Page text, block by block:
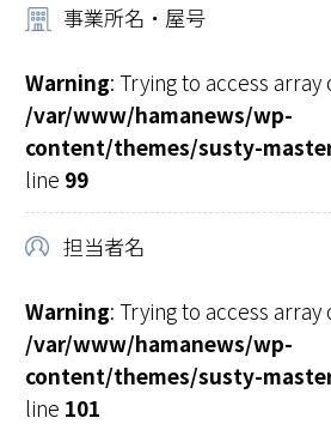
事業所名・屋号
Warning: Trying to access
/var/www/hamanews/wp-
content/themes/susty-
line 99
担当者名
Warning: Trying to access
/var/www/hamanews/wp-
content/themes/susty-
line 101